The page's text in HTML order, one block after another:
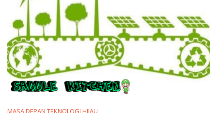
MASA DEPAN TEKNOLOGI HIJAU